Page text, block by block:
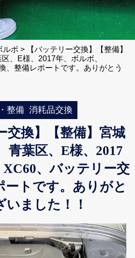
ルボ >
【バッテリー交換】【整備】
、E様、2017年、ボルボ、
、整備レポートです。ありがとう
整備 消耗品交換
交換】【整備】宮城
青葉区、E様、2017
、バッテリー交
ートです。ありがと
いました！！